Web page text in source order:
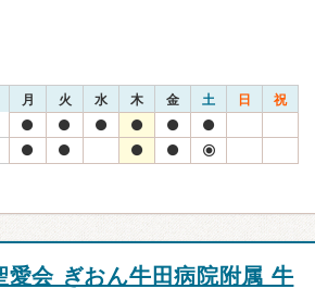
月 火 水 木 金 土 日 祝
愛会 ぎおん牛田病院附属 牛